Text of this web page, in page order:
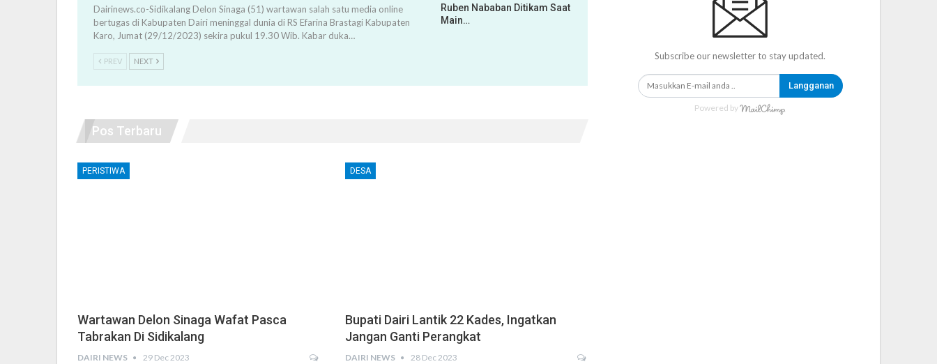
Dairinews.co-Sidikalang Delon Sinaga (51) wartawan salah satu media online
bertugas di Kabupaten Dairi meninggal dunia di RS Efarina Brastagi Kabupaten
Karo, Jumat (29/12/2023) sekira pukul 19.30 Wib. Kabar duka…
Ruben Nababan Ditikam Saat
Main…
PREV NEXT
Pos Terbaru
PERISTIWA
Wartawan Delon Sinaga Wafat Pasca
Tabrakan Di Sidikalang
DAIRI NEWS 29 Dec 2023
DESA
Bupati Dairi Lantik 22 Kades, Ingatkan
Jangan Ganti Perangkat
DAIRI NEWS 28 Dec 2023
Subscribe our newsletter to stay updated.
Langganan
Powered by